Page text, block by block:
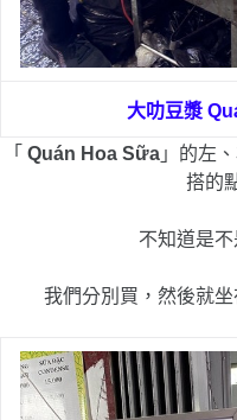
大叻豆漿
「 Quán Hoa Sữa 」的左
搭的
不知道是不
我們分別買，然後就